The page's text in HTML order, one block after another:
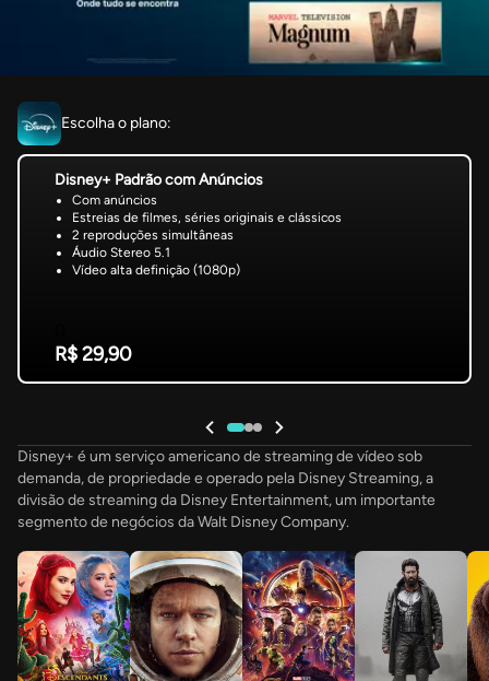
Escolha o plano:
Disney+ Padrão com Anúncios
Com anúncios
Estreias de filmes, séries originais e clássicos
2 reproduções simultâneas
Áudio Stereo 5.1
Vídeo alta definição (1080p)
R$ 29,90
Disney+ é um serviço americano de streaming de vídeo sob
demanda, de propriedade e operado pela Disney Streaming, a
divisão de streaming da Disney Entertainment, um importante
segmento de negócios da Walt Disney Company.